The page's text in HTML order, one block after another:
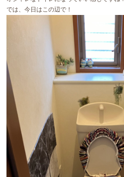
では、今日はこの辺で！